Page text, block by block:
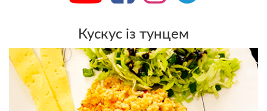
Кускус із тунцем